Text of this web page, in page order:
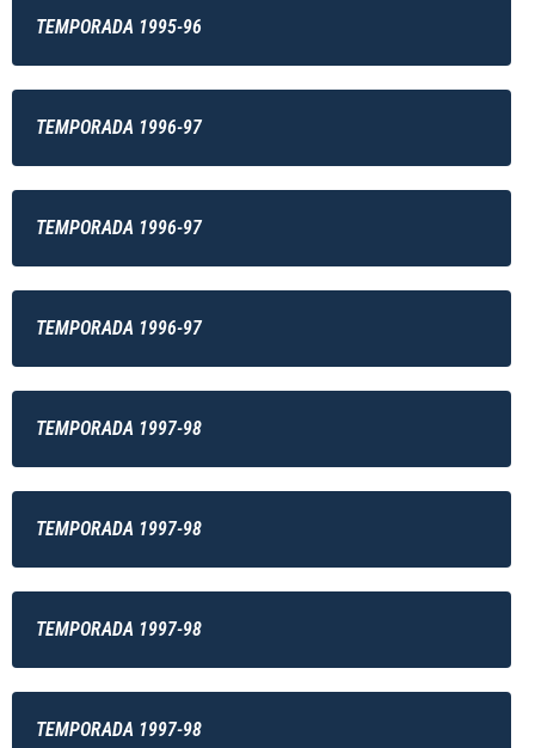
TEMPORADA 1995-96
TEMPORADA 1996-97
TEMPORADA 1996-97
TEMPORADA 1996-97
TEMPORADA 1997-98
TEMPORADA 1997-98
TEMPORADA 1997-98
TEMPORADA 1997-98